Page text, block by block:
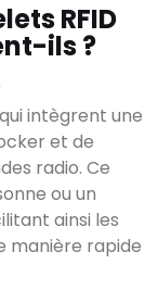
RFID
ils ?
intègrent une
et de
radio. Ce
ou un
ainsi les
manière rapide